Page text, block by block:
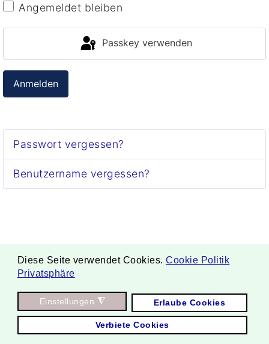
Diese Seite verwendet Cookies. Cookie Politik
Privatsphäre
Einstellungen ◮ Erlaube Cookies
Verbiete Cookies
Angemeldet bleiben
Passkey verwenden
Anmelden
Passwort vergessen?
Benutzername vergessen?
. Copyright ©
2026 Borgmann Aquaponik & Hydroponik.
All Rights Reserved.